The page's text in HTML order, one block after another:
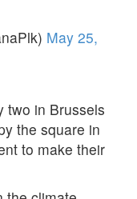
May 25,
two in Brussels
the square in
to make their